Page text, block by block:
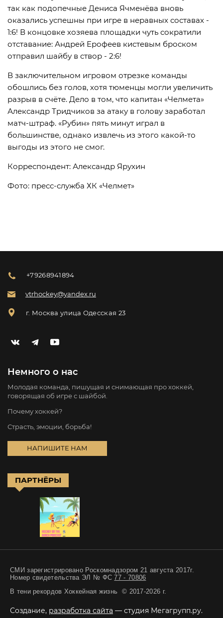
так как подопечные Дениса Ячменёва вновь
оказались успешны при игре в неравных составах -
1:6! В концовке хозяева площадки чуть сократили
отставание: Андрей Ерофеев кистевым броском
отправил шайбу в створ - 2:6!
В заключительном игровом отрезке команды
обошлись без голов, хотя тюменцы могли увеличить
разрыв в счёте. Дело в том, что капитан «Челмета»
Александр Тридчиков за атаку в голову заработал
матч-штраф. «Рубин» пять минут играл в
большинстве, однако извлечь из этого какой-то
выгоды из этого не смог.
Корреспондент: Александр Ярухин
Фото: пресс-служба ХК «Челмет»
+79268941894
vtrhockey@yandex.ru
г. Москва улица Одесская 23
Немного о нас
Молодая команда, пишущая и снимающая про хоккей,
говорящая об игре с шайбой.
Почему хоккей?
Страсть, эмоции, борьба!
НАПИШИТЕ НАМ
ПАРТНЁРЫ
СМИ зарегистрировано Роскомнадзором 21 августа 2017г.
Номер свидетельства ЭЛ № ФС77 - 70806
В тени рекордов Хоккейная жизнь © 2017-2026 г.
Создание, разработка сайта — студия Мегагрупп.ру.